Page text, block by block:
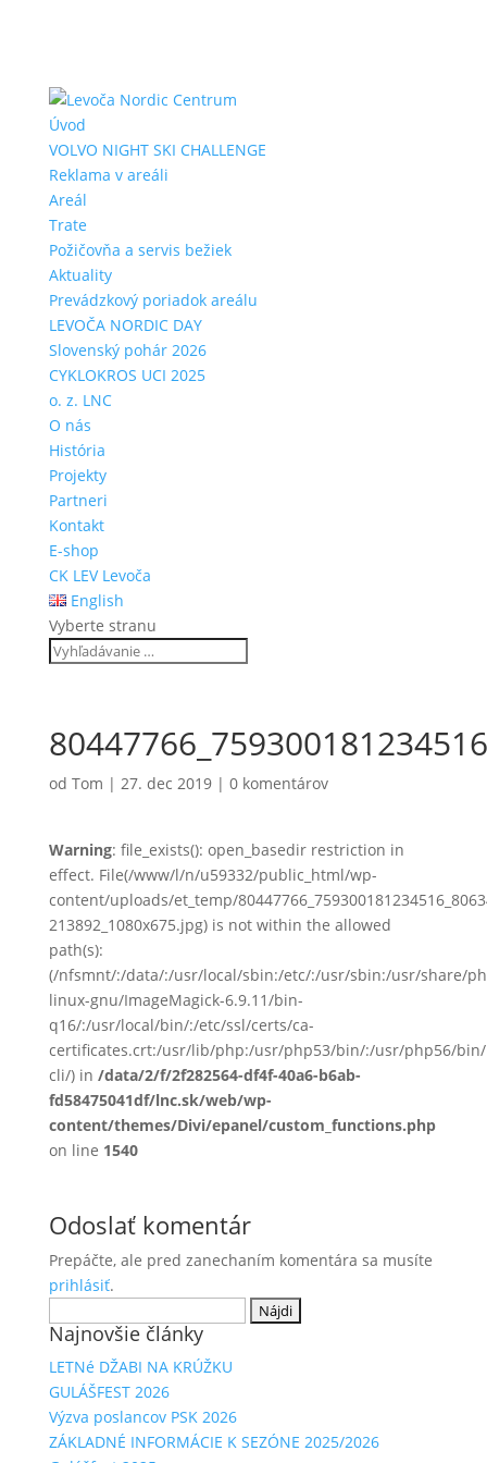
Úvod
VOLVO NIGHT SKI CHALLENGE
Reklama v areáli
Areál
Trate
Požičovňa a servis bežiek
Aktuality
Prevádzkový poriadok areálu
LEVOČA NORDIC DAY
Slovenský pohár 2026
CYKLOKROS UCI 2025
o. z. LNC
O nás
História
Projekty
Partneri
Kontakt
E-shop
CK LEV Levoča
English
Vyberte stranu
od Tom | 27. dec 2019| 0 komentárov
Warning: file_exists(): open_basedir restriction in
effect. File(/www/l/n/u59332/public_html/wp-
content/uploads/et_temp/
213892_1080x675.jpg) is not within the allowed
path(s):
(/nfsmnt/:/data/:/usr/local/sbin:/etc/:/usr/sbin:/usr/share/
linux-gnu/ImageMagick-6.9.11/bin-
q16/:/usr/local/bin/:/etc/ssl/certs/ca-
certificates.crt:/usr/lib/php:/usr/php53/bin/:/usr/php56/
cli/) in /data/2/f/2f282564-df4f-40a6-b6ab-
fd58475041df/lnc.sk/web/wp-
content/themes/Divi/epanel/custom_functions.php
on line 1540
Odoslať komentár
Prepáčte, ale pred zanechaním komentára sa musíte
prihlásiť.
Najnovšie články
LETNé DŽABI NA KRÚŽKU
GULÁŠFEST 2026
Výzva poslancov PSK 2026
ZÁKLADNÉ INFORMÁCIE K SEZÓNE 2025/2026